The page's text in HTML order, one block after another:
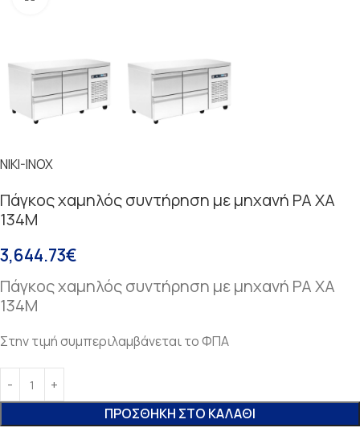
NIKI-INOX
Πάγκος χαμηλός συντήρηση με μηχανή PA XA
134M
3,644.73€
Πάγκος χαμηλός συντήρηση με μηχανή PA XA
134M
Στην τιμή συμπεριλαμβάνεται το ΦΠΑ
ΠΡΟΣΘΉΚΗ ΣΤΟ ΚΑΛΆΘΙ